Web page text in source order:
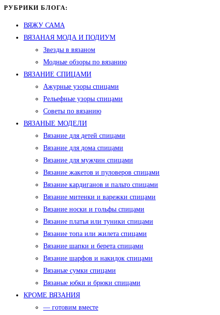
РУБРИКИ БЛОГА:
ВЯЖУ САМА
ВЯЗАНАЯ МОДА И ПОДИУМ
Звезды в вязаном
Модные обзоры по вязанию
ВЯЗАНИЕ СПИЦАМИ
Ажурные узоры спицами
Рельефные узоры спицами
Советы по вязанию
ВЯЗАНЫЕ МОДЕЛИ
Вязание для детей спицами
Вязание для дома спицами
Вязание для мужчин спицами
Вязание жакетов и пуловеров спицами
Вязание кардиганов и пальто спицами
Вязание митенки и варежки спицами
Вязание носки и гольфы спицами
Вязание платья или туники спицами
Вязание топа или жилета спицами
Вязание шапки и берета спицами
Вязание шарфов и накидок спицами
Вязаные сумки спицами
Вязаные юбки и брюки спицами
КРОМЕ ВЯЗАНИЯ
— готовим вместе